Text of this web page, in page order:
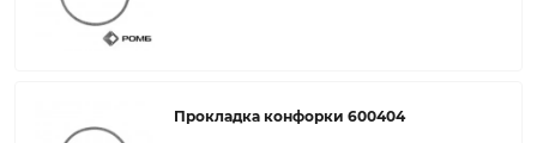
Прокладка конфорки 600404